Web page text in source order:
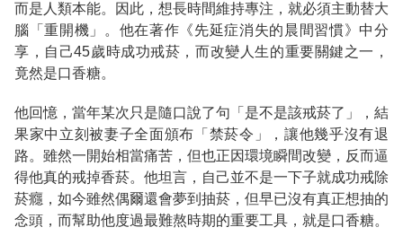
而是人類本能。因此，想長時間維持專注，就必須主動替大
腦「重開機」。他在著作《先延症消失的晨間習慣》中分
享，自己45歲時成功戒菸，而改變人生的重要關鍵之一，
竟然是口香糖。
他回憶，當年某次只是隨口說了句「是不是該戒菸了」，結
果家中立刻被妻子全面頒布「禁菸令」，讓他幾乎沒有退
路。雖然一開始相當痛苦，但也正因環境瞬間改變，反而逼
得他真的戒掉香菸。他坦言，自己並不是一下子就成功戒除
菸癮，如今雖然偶爾還會夢到抽菸，但早已沒有真正想抽的
念頭，而幫助他度過最難熬時期的重要工具，就是口香糖。